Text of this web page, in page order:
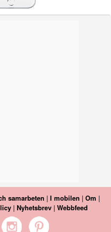
samarbeten | I mobilen | Om |
| Nyhetsbrev| Webbfeed